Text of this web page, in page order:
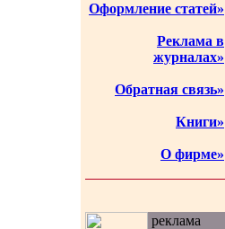
Оформление статей»
Реклама в
журналах»
Обратная связь»
Книги»
О фирме»
реклама